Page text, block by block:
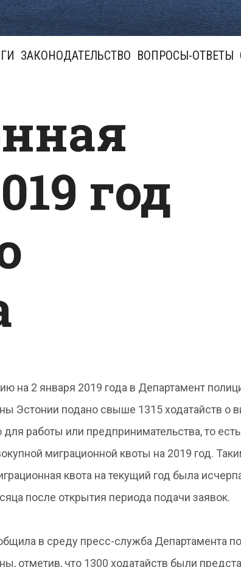
ЗАКОНОДАТЕЛЬСТВО ВОПРОСЫ-ОТВЕТЫ
год
на 2 января 2019 года в Департамент
Эстонии подано свыше 1315 ходатайств о
для работы или предпринимательства, то есть
миграционной квоты на 2019 год.
квота на текущий год была
после открытия периода подачи заявок.
в среду пресс-служба Департамента
отметив, что 1300 ходатайств были